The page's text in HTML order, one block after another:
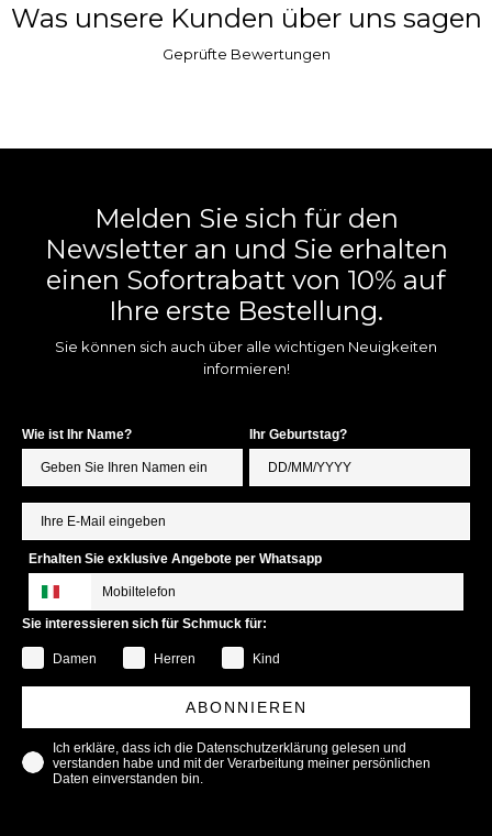
Was unsere Kunden über uns sagen
Geprüfte Bewertungen
Melden Sie sich für den
Newsletter an und Sie erhalten
einen Sofortrabatt von 10% auf
Ihre erste Bestellung.
Sie können sich auch über alle wichtigen Neuigkeiten
informieren!
Wie ist Ihr Name? Ihr Geburtstag?
Erhalten Sie exklusive Angebote per Whatsapp
Sie interessieren sich für Schmuck für:
Damen Herren Kind
ABONNIEREN
Ich erkläre, dass ich die Datenschutzerklärung gelesen und
verstanden habe und mit der Verarbeitung meiner persönlichen
Daten einverstanden bin.